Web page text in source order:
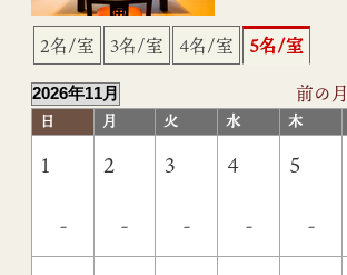
2名/室 3名/室 4名/室
5名/室
前の月
日 月 火 水 木
1
-
2
-
3
-
4
-
5
-